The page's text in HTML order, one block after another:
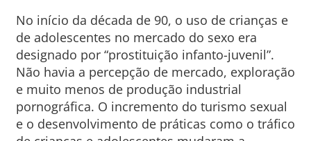
No início da década de 90, o uso de crianças e
de adolescentes no mercado do sexo era
designado por “prostituição infanto-juvenil”.
Não havia a percepção de mercado, exploração
e muito menos de produção industrial
pornográfica. O incremento do turismo sexual
e o desenvolvimento de práticas como o tráfico